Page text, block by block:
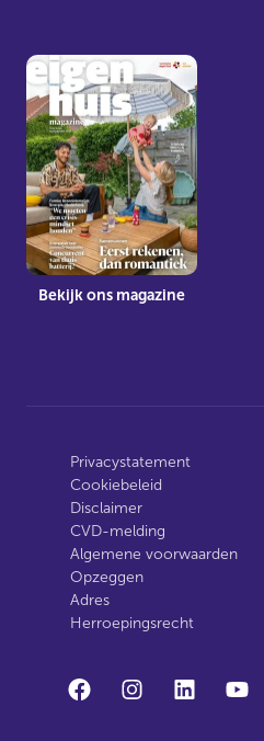
Bekijk ons magazine
Privacystatement
Cookiebeleid
Disclaimer
CVD-melding
Algemene voorwaarden
Opzeggen
Adres
Herroepingsrecht
facebookinstagramlinkedin